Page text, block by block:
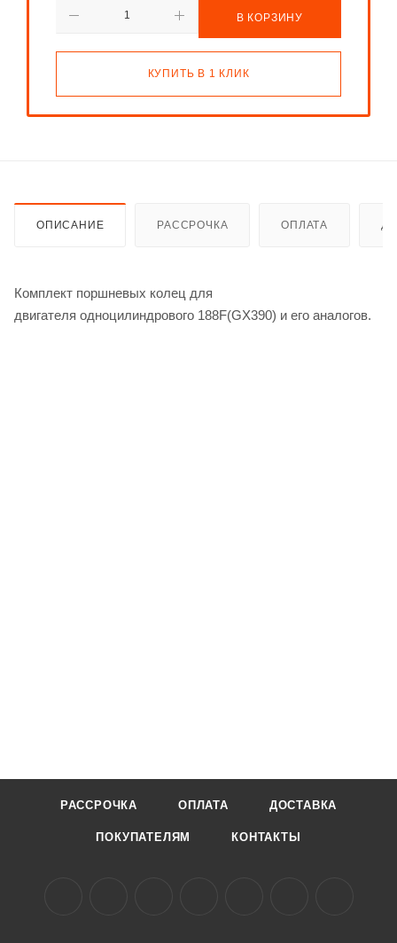
В КОРЗИНУ
КУПИТЬ В 1 КЛИК
ОПИСАНИЕ РАССРОЧКА ОПЛАТА
Комплект поршневых колец для
двигателя одноцилиндрового 188F(GX390) и его аналогов.
РАССРОЧКА ОПЛАТА ДОСТАВКА
ПОКУПАТЕЛЯМ КОНТАКТЫ